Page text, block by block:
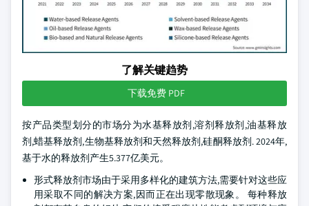
了解关键趋势
下载免费 PDF
按产品类型划分的市场分为水基释放剂,溶剂释放剂,油基释放
剂,蜡基释放剂,生物基释放剂和天然释放剂,硅酮释放剂. 2024年,
基于水的释放剂产生5.377亿美元。
形式释放剂市场由于采用多样化的建筑方法,需要针对这些应
用采取不同的解决方案,因而正在出现零散现象。 每种释放